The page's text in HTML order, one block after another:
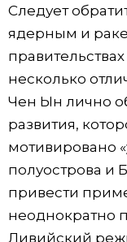
Следует
ядерным и
несколько
Чен Ын лично
развития,
мотивировано
полуострова и
привести
неоднократно
Ливийский